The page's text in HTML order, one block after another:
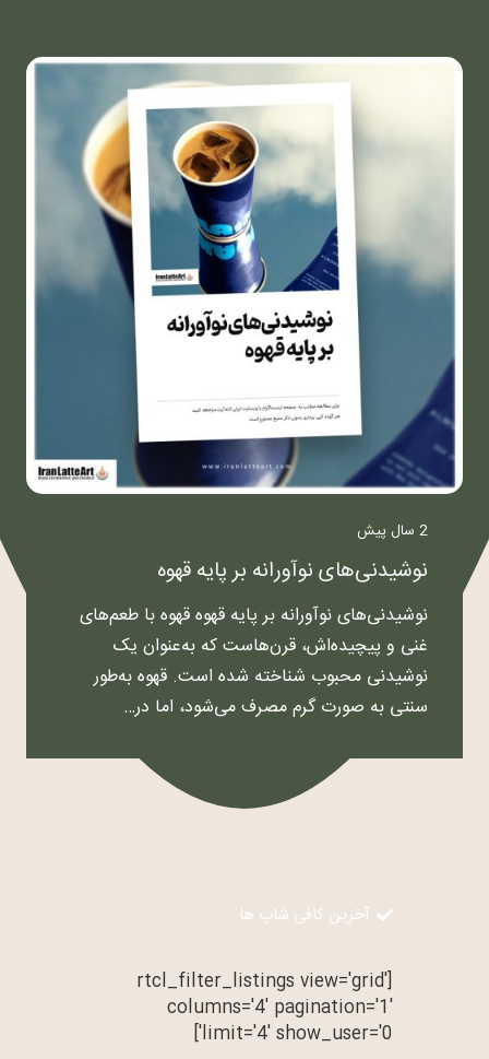
2 سال پیش
نوشیدنی‌های نوآورانه بر پایه قهوه
نوشیدنی‌های نوآورانه بر پایه قهوه قهوه با طعم‌های
غنی و پیچیده‌اش، قرن‌هاست که به‌عنوان یک
نوشیدنی محبوب شناخته شده است. قهوه به‌طور
سنتی به صورت گرم مصرف می‌شود، اما در…
آخرین کافی شاپ ها
[rtcl_filter_listings view='grid'
columns='4' pagination='1'
limit='4' show_user='0']